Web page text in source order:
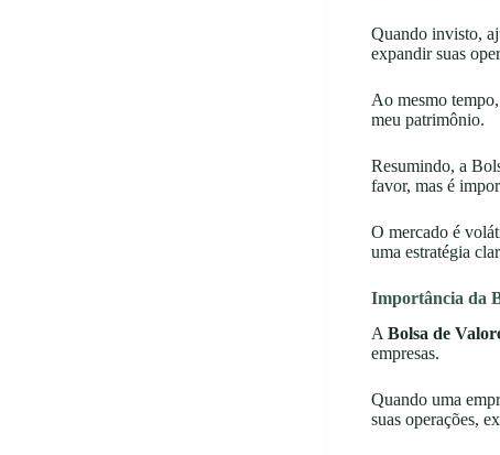
Quando invisto,
expandir suas
Ao mesmo
meu patrimônio.
Resumindo, a
favor, mas é
O mercado é
uma estratégia
Importância da
A Bolsa de
empresas.
Quando uma
suas operações,